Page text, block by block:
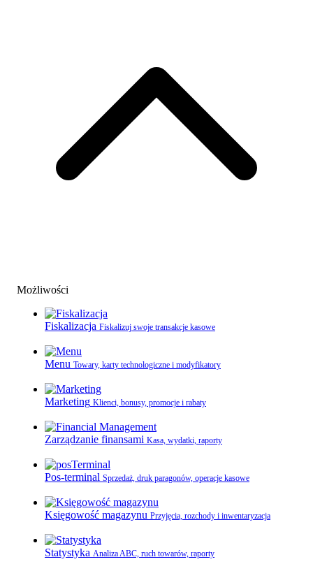
Możliwości
Fiskalizacja Fiskalizuj swoje transakcje kasowe
Menu Towary, karty technologiczne i modyfikatory
Marketing Klienci, bonusy, promocje i rabaty
Zarządzanie finansami Kasa, wydatki, raporty
Pos-terminal Sprzedaż, druk paragonów, operacje kasowe
Księgowość magazynu Przyjęcia, rozchody i inwentaryzacja
Statystyka Analiza ABC, ruch towarów, raporty